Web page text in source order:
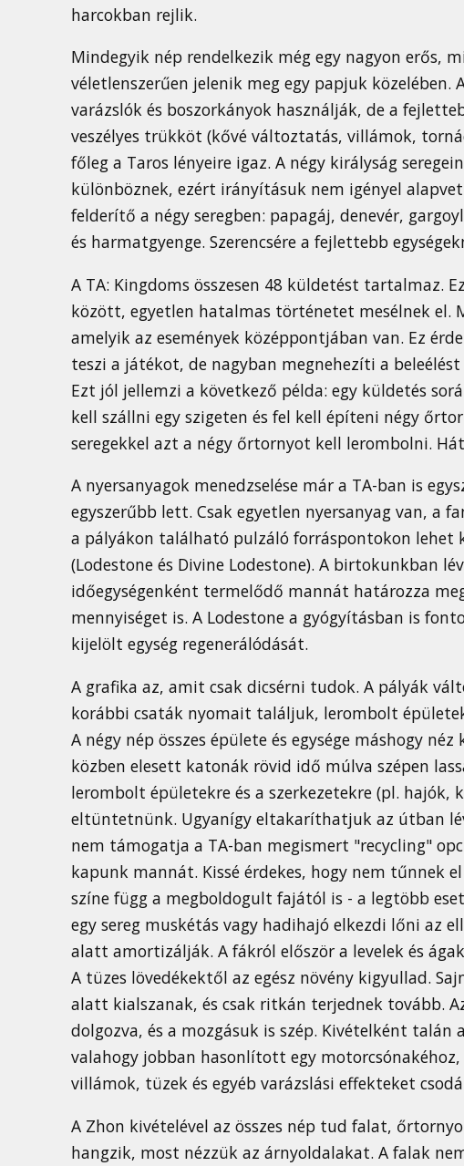
harcokban rejlik.
Mindegyik nép rendelkezik még egy nagyon erős,
véletlenszerűen jelenik meg egy papjuk közelében.
varázslók és boszorkányok használják, de a
veszélyes trükköt (kővé változtatás, villámok,
főleg a Taros lényeire igaz. A négy királyság
különböznek, ezért irányításuk nem igényel
felderítő a négy seregben: papagáj, denevér,
és harmatgyenge. Szerencsére a fejlettebb
A TA: Kingdoms összesen 48 küldetést tartalmaz.
között, egyetlen hatalmas történetet mesélnek
amelyik az események középpontjában van. Ez
teszi a játékot, de nagyban megnehezíti a
Ezt jól jellemzi a következő példa: egy küldetés
kell szállni egy szigeten és fel kell építeni négy
seregekkel azt a négy őrtornyot kell lerombolni.
A nyersanyagok menedzselése már a TA-ban is
egyszerűbb lett. Csak egyetlen nyersanyag van, a
a pályákon található pulzáló forráspontokon lehet
(Lodestone és Divine Lodestone). A birtokunkban
időegységenként termelődő mannát határozza
mennyiséget is. A Lodestone a gyógyításban is
kijelölt egység regenerálódását.
A grafika az, amit csak dicsérni tudok. A pályák
korábbi csaták nyomait találjuk, lerombolt
A négy nép összes épülete és egysége máshogy
közben elesett katonák rövid idő múlva szépen
lerombolt épületekre és a szerkezetekre (pl.
eltüntetnünk. Ugyanígy eltakaríthatjuk az útban
nem támogatja a TA-ban megismert "recycling"
kapunk mannát. Kissé érdekes, hogy nem tűnnek
színe függ a megboldogult fajától is - a legtöbb
egy sereg muskétás vagy hadihajó elkezdi lőni az
alatt amortizálják. A fákról először a levelek és
A tüzes lövedékektől az egész növény kigyullad.
alatt kialszanak, és csak ritkán terjednek tovább.
dolgozva, és a mozgásuk is szép. Kivételként
valahogy jobban hasonlított egy
villámok, tüzek és egyéb varázslási effekteket
A Zhon kivételével az összes nép tud falat,
hangzik, most nézzük az árnyoldalakat. A falak